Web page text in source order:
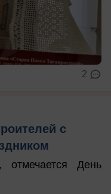
2
с
отмечается День